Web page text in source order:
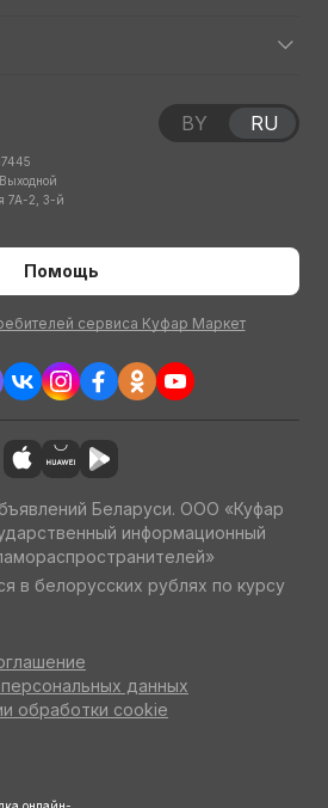
7А-2, 3-й
Помощь
сервиса Куфар Маркет
BY RU
Беларуси. ООО «Куфар
информационный
в белорусских рублях по курсу
данных
обработки cookie